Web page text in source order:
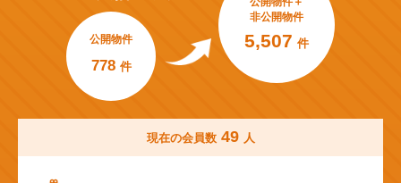
公開物件
778 件
非公開物件
5,507 件
現在の会員数 49 人